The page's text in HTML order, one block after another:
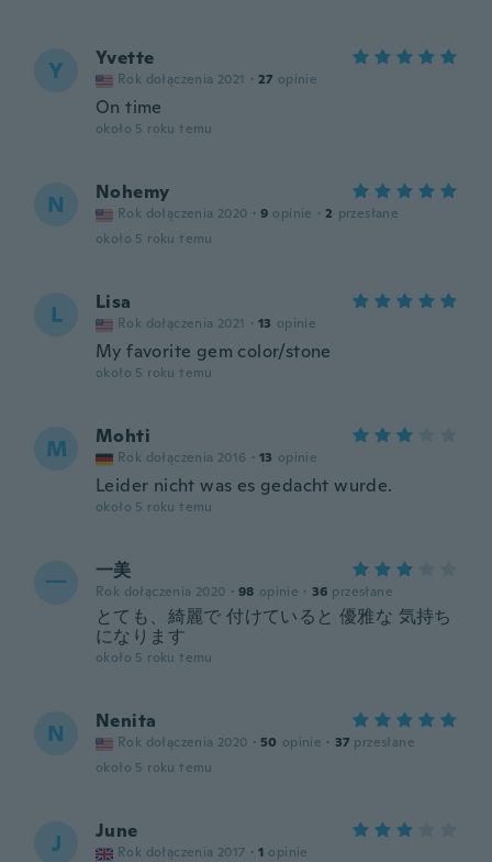
Y Yvette
Rok dołączenia 2021 · 27 opinie
On time
około 5 roku temu
N Nohemy
Rok dołączenia 2020 · 9 opinie · 2 przesłane
około 5 roku temu
L Lisa
Rok dołączenia 2021 · 13 opinie
My favorite gem color/stone
około 5 roku temu
M Mohti
Rok dołączenia 2016 · 13 opinie
Leider nicht was es gedacht wurde.
około 5 roku temu
一 一美
Rok dołączenia 2020 · 98 opinie · 36 przesłane
とても、綺麗で 付けていると 優雅な 気持ち
になります
około 5 roku temu
N Nenita
Rok dołączenia 2020 · 50 opinie · 37 przesłane
około 5 roku temu
J June
Rok dołączenia 2017 · 1 opinie